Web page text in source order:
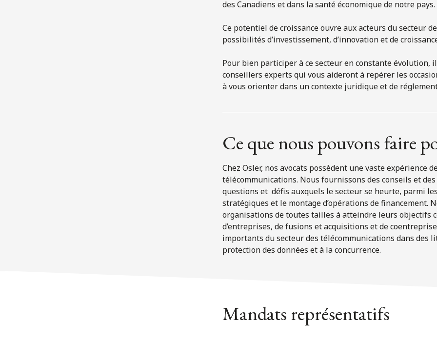
des Canadiens et dans la santé économique de notre pays.
Ce potentiel de croissance ouvre aux acteurs du secteur
possibilités d’investissement, d’innovation et de
Pour bien participer à ce secteur en constante évolution,
conseillers experts qui vous aideront à repérer les
à vous orienter dans un contexte juridique et de
Ce que nous pouvons faire
Chez Osler, nos avocats possèdent une vaste expérience
télécommunications. Nous fournissons des conseils et
questions et défis auxquels le secteur se heurte, parmi
stratégiques et le montage d’opérations de financement.
organisations de toutes tailles à atteindre leurs objectifs
d’entreprises, de fusions et acquisitions et de
importants du secteur des télécommunications dans des
protection des données et à la concurrence.
Mandats représentatifs